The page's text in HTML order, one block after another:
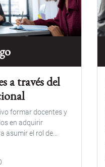
a través del
formar docentes y
en adquirir
asumir el rol de...